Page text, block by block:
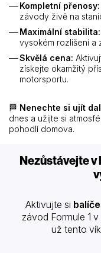
Kompletní přenosy:
závody živě na
Maximální stabilita:
vysokém rozlišení a
Skvělá cena:
získejte okamžitý
motorsportu.
🏁 Nenechte si ujít
dnes a užijte si
pohodlí domova.
Nezůstávejte v
Aktivujte si
závod Formule 1
už tento